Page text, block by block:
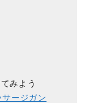
みよう
サージガン